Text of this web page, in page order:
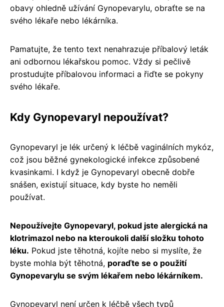
obavy ohledně užívání Gynopevarylu, obraťte se na
svého lékaře nebo lékárníka.
Pamatujte, že tento text nenahrazuje příbalový leták
ani odbornou lékařskou pomoc. Vždy si pečlivě
prostudujte příbalovou informaci a řiďte se pokyny
svého lékaře.
Kdy Gynopevaryl nepoužívat?
Gynopevaryl je lék určený k léčbě vaginálních mykóz,
což jsou běžné gynekologické infekce způsobené
kvasinkami. I když je Gynopevaryl obecně dobře
snášen, existují situace, kdy byste ho neměli
používat.
Nepoužívejte Gynopevaryl, pokud jste alergická na
klotrimazol nebo na kteroukoli další složku tohoto
léku. Pokud jste těhotná, kojíte nebo si myslíte, že
byste mohla být těhotná, poraďte se o použití
Gynopevarylu se svým lékařem nebo lékárníkem.
Gynopevaryl není určen k léčbě všech typů